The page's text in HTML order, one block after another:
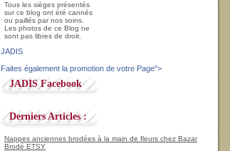
Tous les sièges présentés
sur ce blog ont été cannés
ou paillés par nos soins.
Les photos de ce Blog ne
sont pas libres de droit.
JADIS
Faites également la promotion de votre Page">
JADIS Facebook
Derniers Articles :
Nappes anciennes brodées à la main de fleurs chez Bazar
Brodé ETSY